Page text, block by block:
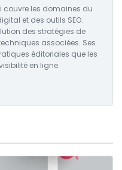
couvre les domaines du
et des outils SEO.
des stratégies de
associées. Ses
éditoriales que les
en ligne.